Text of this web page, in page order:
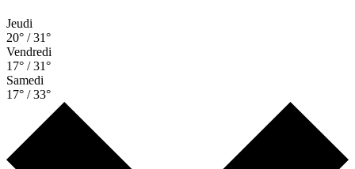
Jeudi
20° / 31°
Vendredi
17° / 31°
Samedi
17° / 33°